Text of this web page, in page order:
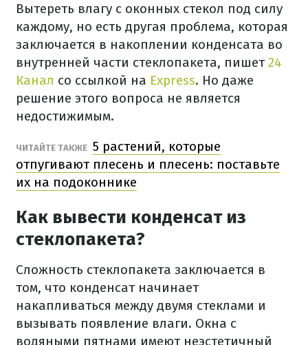
Вытереть влагу с оконных стекол под силу
каждому, но есть другая проблема, которая
заключается в накоплении конденсата во
внутренней части стеклопакета, пишет24
Канал со ссылкой на Express. Но даже
решение этого вопроса не является
недостижимым.
ЧИТАЙТЕ ТАКЖЕ 5 растений, которые
отпугивают плесень и плесень: поставьте
их на подоконнике
Как вывести конденсат из
стеклопакета?
Сложность стеклопакета заключается в
том, что конденсат начинает
накапливаться между двумя стеклами и
вызывать появление влаги. Окна с
водяными пятнами имеют неэстетичный